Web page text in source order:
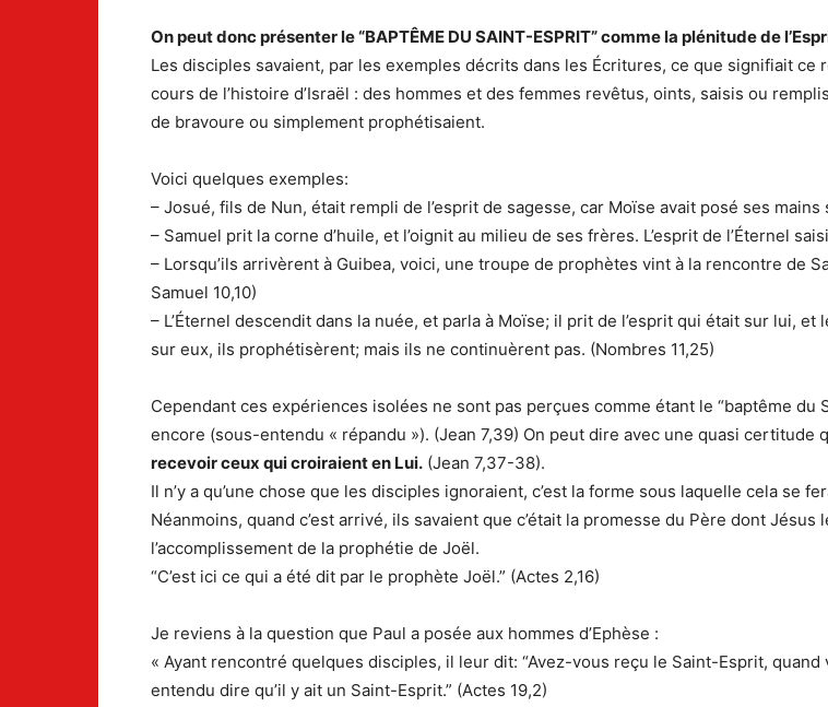
On peut donc présenter le “BAPTÊME DU SAINT-ESPRIT” comme la plénitude de
Les disciples savaient, par les exemples décrits dans les Écritures, ce que signifiait ce
cours de l’histoire d’Israël : des hommes et des femmes revêtus, oints, saisis ou
de bravoure ou simplement prophétisaient.
Voici quelques exemples:
– Josué, fils de Nun, était rempli de l’esprit de sagesse, car Moïse avait posé ses
– Samuel prit la corne d’huile, et l’oignit au milieu de ses frères. L’esprit de l’Éternel
– Lorsqu’ils arrivèrent à Guibea, voici, une troupe de prophètes vint à la rencontre de
Samuel 10,10)
– L’Éternel descendit dans la nuée, et parla à Moïse; il prit de l’esprit qui était sur lui,
sur eux, ils prophétisèrent; mais ils ne continuèrent pas. (Nombres 11,25)
Cependant ces expériences isolées ne sont pas perçues comme étant le “baptême du
encore (sous-entendu « répandu »). (Jean 7,39) On peut dire avec une quasi certitude
recevoir ceux qui croiraient en Lui. (Jean 7,37-38).
Il n’y a qu’une chose que les disciples ignoraient, c’est la forme sous laquelle cela se
Néanmoins, quand c’est arrivé, ils savaient que c’était la promesse du Père dont
l’accomplissement de la prophétie de Joël.
“C’est ici ce qui a été dit par le prophète Joël.” (Actes 2,16)
Je reviens à la question que Paul a posée aux hommes d’Ephèse :
« Ayant rencontré quelques disciples, il leur dit: “Avez-vous reçu le Saint-Esprit, quand
entendu dire qu’il y ait un Saint-Esprit.” (Actes 19,2)